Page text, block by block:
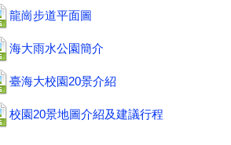
龍崗步道平面圖
海大雨水公園簡介
臺海大校園20景介紹
校園20景地圖介紹及建議行程